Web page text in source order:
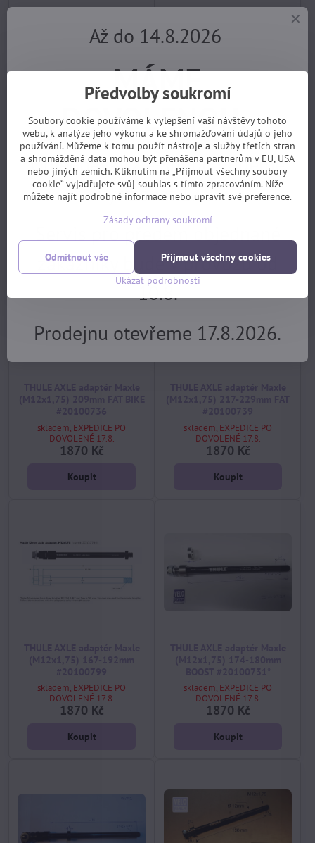
Pevná osa pro vozík MAXLE
(M12x1,75) 180 mm
(142/148 mm)
skladem, EXPEDICE PO
DOVOLENÉ 17.8.
850 Kč
THULE AXLE adaptér Maxle
(M12x1,75) 192-198mm
BOOST #20100732
skladem, EXPEDICE PO
DOVOLENÉ 17.8.
1870 Kč
skladem, EXPEDICE PO
DOVOLENÉ 17.8.
1870 Kč
Koupit
skladem, EXPEDICE PO
DOVOLENÉ 17.8.
1870 Kč
Koupit
skladem, EXPEDICE PO
DOVOLENÉ 17.8.
1870 Kč
Koupit
skladem, EXPEDICE PO
DOVOLENÉ 17.8.
1870 Kč
Koupit
Předvolby soukromí
Soubory cookie používáme k vylepšení vaší návštěvy tohoto
webu, k analýze jeho výkonu a ke shromažďování údajů o jeho
používání. Můžeme k tomu použít nástroje a služby třetích stran
a shromážděná data mohou být přenášena partnerům v EU, USA
nebo jiných zemích. Kliknutím na „Přijmout všechny soubory
cookie“ vyjadřujete svůj souhlas s tímto zpracováním. Níže
můžete najít podrobné informace nebo upravit své preference.
Zásady ochrany soukromí
Ukázat podrobnosti
Přijmout všechny cookies
Odmítnout vše
Až do 14.8.2026
MÁME
DOVOLENOU.
Objednávky z e-shopu budeme
vyřizovat 17.8.
Servis pro předem objednané
zákazníky bude v provozu od
10.8.
Prodejnu otevřeme 17.8.2026.